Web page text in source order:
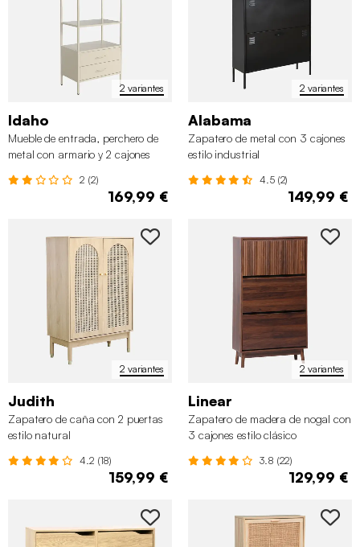
2 variantes
Idaho
Mueble de entrada, perchero de
metal con armario y 2 cajones
2 (2)
169,99 €
2 variantes
Alabama
Zapatero de metal con 3 cajones
estilo industrial
4.5 (2)
149,99 €
2 variantes
Judith
Zapatero de caña con 2 puertas
estilo natural
4.2 (18)
159,99 €
2 variantes
Linear
Zapatero de madera de nogal con
3 cajones estilo clásico
3.8 (22)
129,99 €